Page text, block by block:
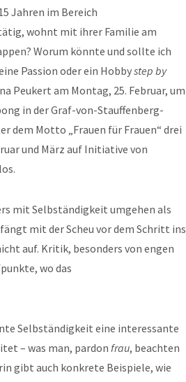
Jahren im Bereich
wohnt mit ihrer Familie am
Worum könnte und sollte ich
Passion oder ein Hobbystep by
Peukert am Montag, 25. Februar, um
in der Graf-von-Stauffenberg-
dem Motto „Frauen für Frauen“ drei
und März auf Initiative von
mit Selbständigkeit umgehen als
mit der Scheu vor dem Schritt ins
auf. Kritik, besonders von engen
wo das
Selbständigkeit eine interessante
– was man, pardonfrau, beachten
gibt auch konkrete Beispiele, wie